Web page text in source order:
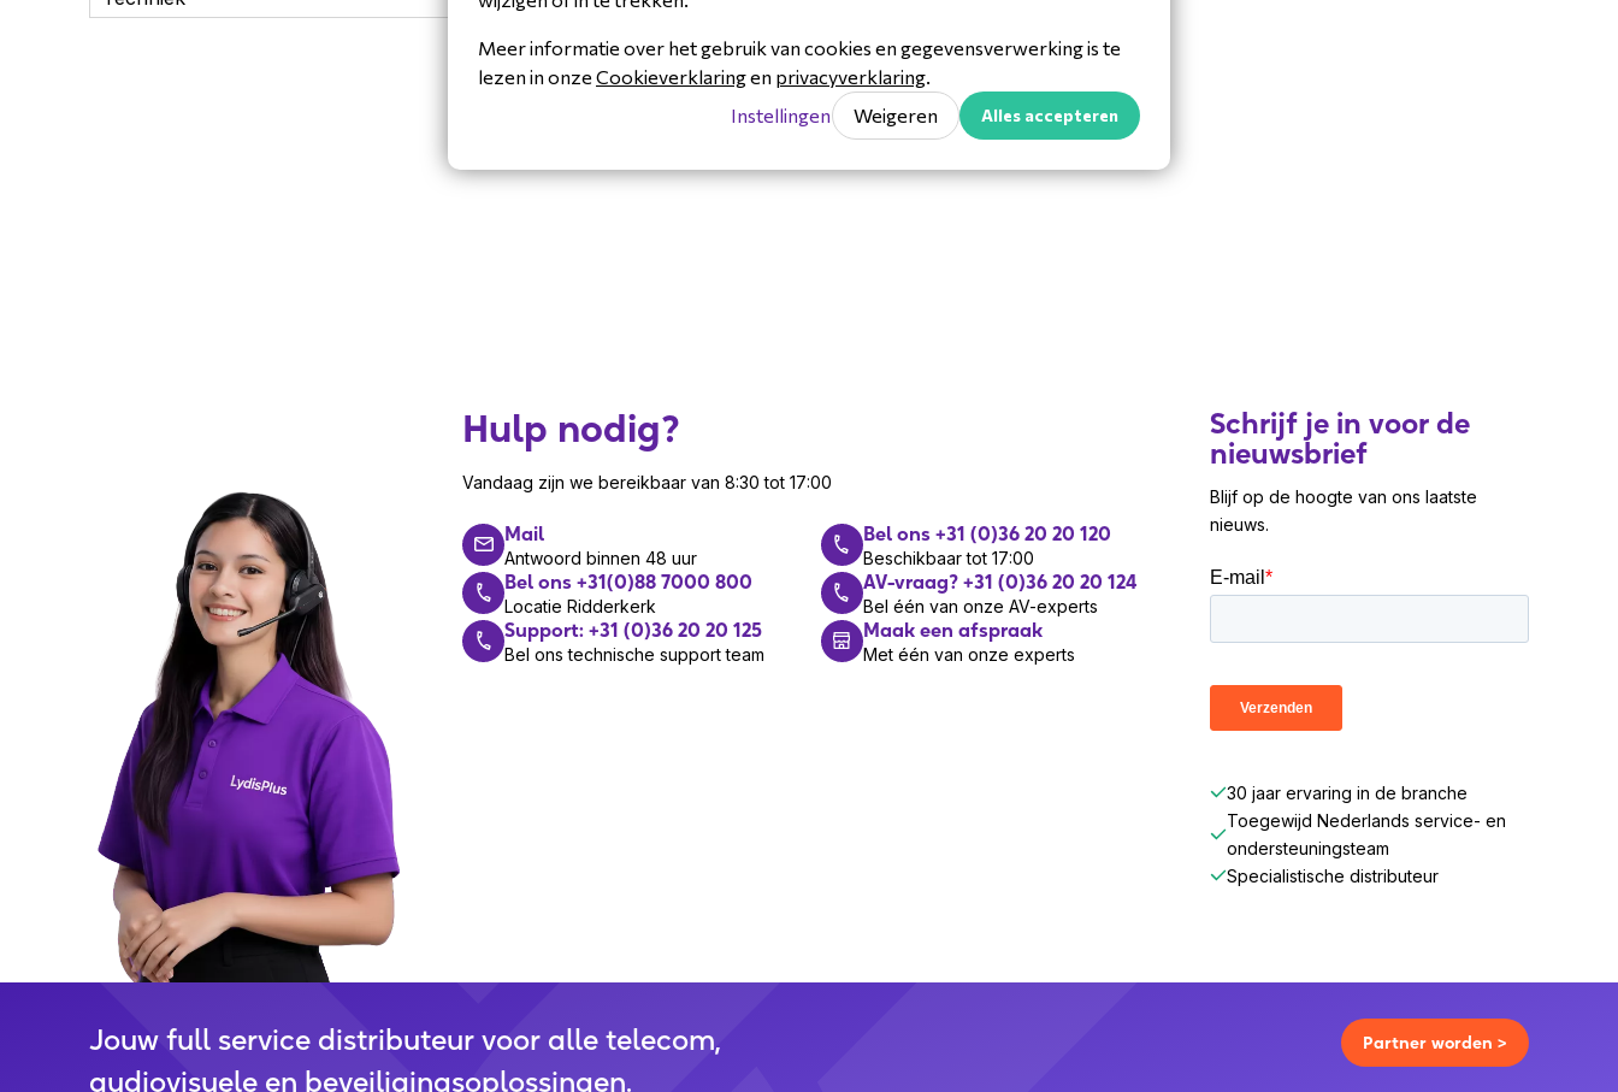
Hulp nodig?
Vandaag zijn we bereikbaar van 8:30 tot 17:00
Mail
Antwoord binnen 48 uur
Bel ons +31 (0)36 20 20 120
Beschikbaar tot 17:00
Bel ons +31(0)88 7000 800
Locatie Ridderkerk
AV-vraag? +31 (0)36 20 20 124
Bel één van onze AV-experts
Support: +31 (0)36 20 20 125
Bel ons technische support team
Maak een afspraak
Met één van onze experts
Schrijf je in voor de
nieuwsbrief
Blijf op de hoogte van ons laatste
nieuws.
30 jaar ervaring in de branche
Toegewijd Nederlands service- en
ondersteuningsteam
Specialistische distributeur
Jouw full service distributeur voor alle telecom,
audiovisuele en beveiligingsoplossingen.
Partner worden >
Meer informatie over het gebruik van cookies en gegevensverwerking is te
lezen in onze Cookieverklaringen privacyverklaring
Instellingen
Weigeren Alles accepteren